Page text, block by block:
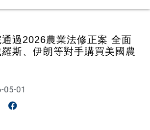
過2026農業法修正案 全面
斯、伊朗等對手購買美國農
05-01